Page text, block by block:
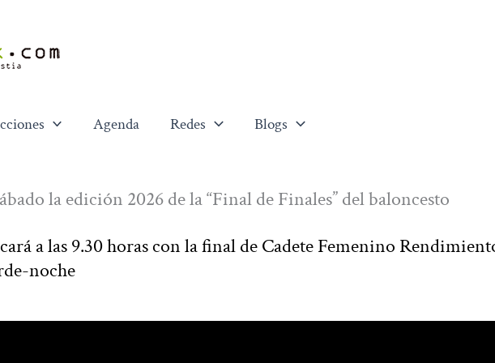
Agenda Redes Blogs
la edición 2026 de la “Final de Finales” del baloncesto
a las 9.30 horas con la final de Cadete Femenino
noche